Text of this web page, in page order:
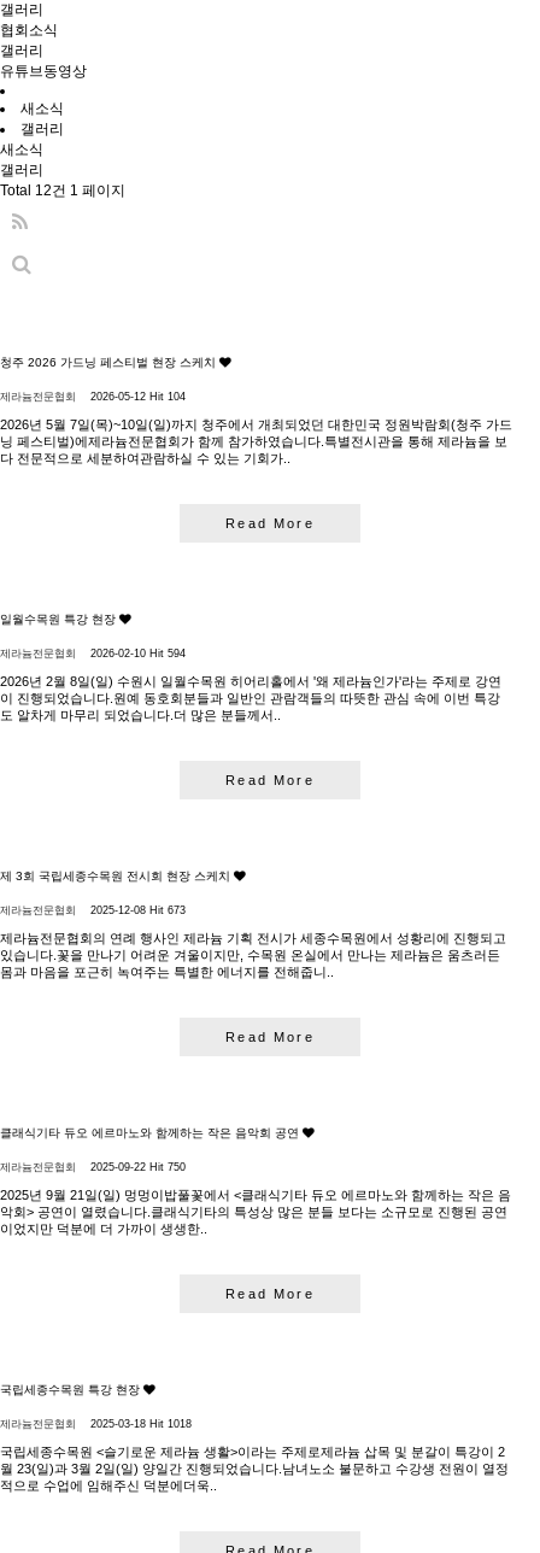
갤러리
협회소식
갤러리
유튜브동영상
새소식
갤러리
새소식
갤러리
Total 12건 1 페이지
청주 2026 가드닝 페스티벌 현장 스케치
제라늄전문협회 2026-05-12 Hit 104
2026년 5월 7일(목)~10일(일)까지 청주에서 개최되었던 대한민국 정원박람회(청주 가드
닝 페스티벌)에제라늄전문협회가 함께 참가하였습니다.특별전시관을 통해 제라늄을 보
다 전문적으로 세분하여관람하실 수 있는 기회가..
Read More
일월수목원 특강 현장
제라늄전문협회 2026-02-10 Hit 594
2026년 2월 8일(일) 수원시 일월수목원 히어리홀에서 '왜 제라늄인가'라는 주제로 강연
이 진행되었습니다.원예 동호회분들과 일반인 관람객들의 따뜻한 관심 속에 이번 특강
도 알차게 마무리 되었습니다.더 많은 분들께서..
Read More
제 3회 국립세종수목원 전시회 현장 스케치
제라늄전문협회 2025-12-08 Hit 673
제라늄전문협회의 연례 행사인 제라늄 기획 전시가 세종수목원에서 성황리에 진행되고
있습니다.꽃을 만나기 어려운 겨울이지만, 수목원 온실에서 만나는 제라늄은 움츠러든
몸과 마음을 포근히 녹여주는 특별한 에너지를 전해줍니..
Read More
클래식기타 듀오 에르마노와 함께하는 작은 음악회 공연
제라늄전문협회 2025-09-22 Hit 750
2025년 9월 21일(일) 멍멍이밥풀꽃에서 <클래식기타 듀오 에르마노와 함께하는 작은 음
악회> 공연이 열렸습니다.클래식기타의 특성상 많은 분들 보다는 소규모로 진행된 공연
이었지만 덕분에 더 가까이 생생한..
Read More
국립세종수목원 특강 현장
제라늄전문협회 2025-03-18 Hit 1018
국립세종수목원 <슬기로운 제라늄 생활>이라는 주제로제라늄 삽목 및 분갈이 특강이 2
월 23(일)과 3월 2일(일) 양일간 진행되었습니다.남녀노소 불문하고 수강생 전원이 열정
적으로 수업에 임해주신 덕분에더욱..